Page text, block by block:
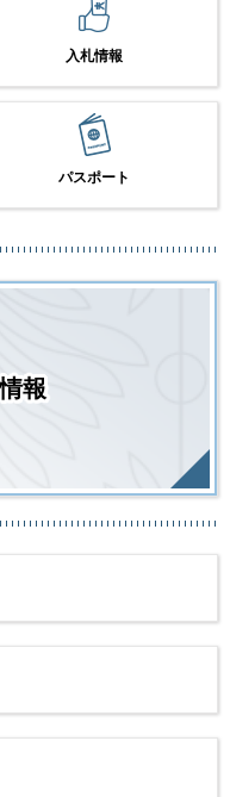
入札情報
パスポート
報